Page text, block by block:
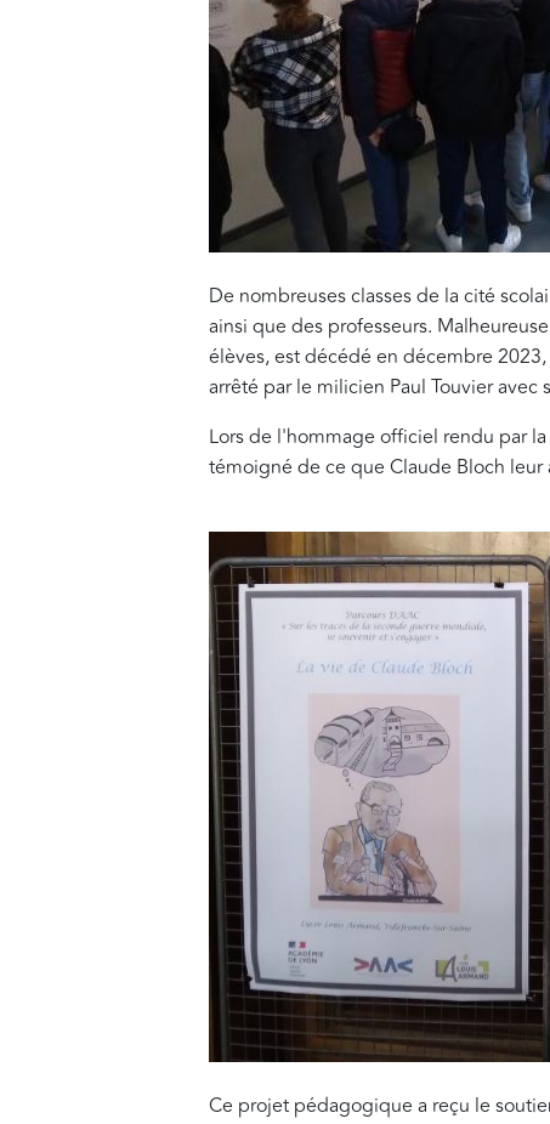
De nombreuses classes de la cité
ainsi que des professeurs.
élèves, est décédé en décembre
arrêté par le milicien Paul Touvier
Lors de l'hommage officiel rendu par
témoigné de ce que Claude Bloch
Ce projet pédagogique a reçu le